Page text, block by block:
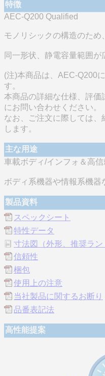
特徴
AEC-Q200 Qualified
モノリシックの構造のため
同一形状、静電容量範囲が
(注)本商品は、AEC-Q200
す。
本商品の詳細な仕様、評価
にお問い合わせください。
なお、ご注文に際しては
します。
主な用途
車載ボディ/インフォ＆高信
ボディ系機器や情報系機器
製品資料
スペックシート
特性データ
寸法図（外形、推奨ラン
信頼性
梱包
使用上の注意
当社製品に関するお断り
品番表記法
高性能提案